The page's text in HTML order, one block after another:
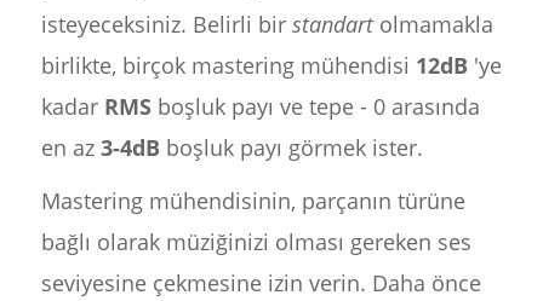
isteyeceksiniz. Belirli bir standartolmamakla
birlikte, birçok mastering mühendisi 12dB 'ye
kadar RMSboşluk payı ve tepe - 0 arasında
en az 3-4dB boşluk payı görmek ister.
Mastering mühendisinin, parçanın türüne
bağlı olarak müziğinizi olması gereken ses
seviyesine çekmesine izin verin. Daha önce